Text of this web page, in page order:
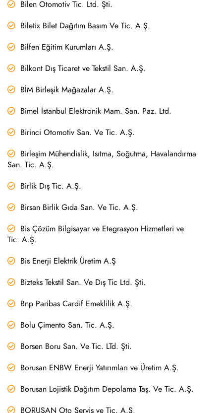
Bilen Otomotiv Tic. Ltd. Şti.
Biletix Bilet Dağıtım Basım Ve Tic. A.Ş.
Bilfen Eğitim Kurumları A.Ş.
Bilkont Dış Ticaret ve Tekstil San. A.Ş.
BİM Birleşik Mağazalar A.Ş.
Bimel İstanbul Elektronik Mam. San. Paz. Ltd.
Birinci Otomotiv San. Ve Tic. A.Ş.
Birleşim Mühendislik, Isıtma, Soğutma, Havalandırma
San. Tic. A.Ş.
Birlik Dış Tic. A.Ş.
Birsan Birlik Gıda San. Ve Tic. A.Ş.
Bis Çözüm Bilgisayar ve Etegrasyon Hizmetleri ve
Tic. A.Ş.
Bis Enerji Elektrik Üretim A.Ş
Bizteks Tekstil San. Ve Dış Tic Ltd. Şti.
Bnp Paribas Cardif Emeklilik A.Ş.
Bolu Çimento San. Tic. A.Ş.
Borsen Boru San. Ve Tic. LTd. Şti.
Borusan ENBW Enerji Yatırımları ve Üretim A.Ş.
Borusan Lojistik Dağıtım Depolama Taş. Ve Tic. A.Ş.
BORUSAN Oto Servis ve Tic. A.Ş.